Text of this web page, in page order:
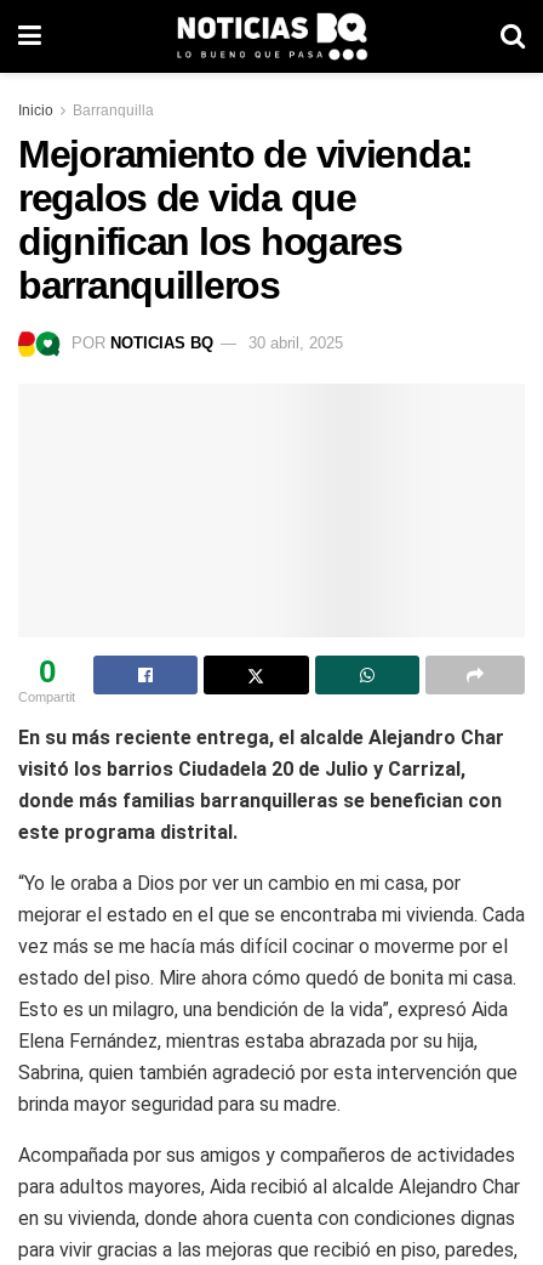
Inicio Barranquilla
Mejoramiento de vivienda:
regalos de vida que
dignifican los hogares
barranquilleros
POR NOTICIAS BQ 30 abril, 2025
0
Compartit
En su más reciente entrega, el alcalde Alejandro Char
visitó los barrios Ciudadela 20 de Julio y Carrizal,
donde más familias barranquilleras se benefician con
este programa distrital.
“Yo le oraba a Dios por ver un cambio en mi casa, por
mejorar el estado en el que se encontraba mi vivienda. Cada
vez más se me hacía más difícil cocinar o moverme por el
estado del piso. Mire ahora cómo quedó de bonita mi casa.
Esto es un milagro, una bendición de la vida”, expresó Aida
Elena Fernández, mientras estaba abrazada por su hija,
Sabrina, quien también agradeció por esta intervención que
brinda mayor seguridad para su madre.
Acompañada por sus amigos y compañeros de actividades
para adultos mayores, Aida recibió al alcalde Alejandro Char
en su vivienda, donde ahora cuenta con condiciones dignas
para vivir gracias a las mejoras que recibió en piso, paredes,